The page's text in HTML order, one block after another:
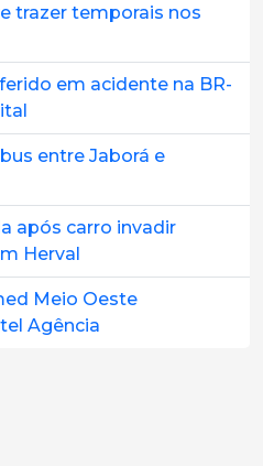
trazer temporais nos
em acidente na BR-
entre Jaborá e
após carro invadir
Herval
Meio Oeste
Agência